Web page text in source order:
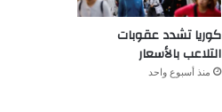
كوريا تشدد عقوبات
التلاعب بالأسعار
منذ أسبوع واحد